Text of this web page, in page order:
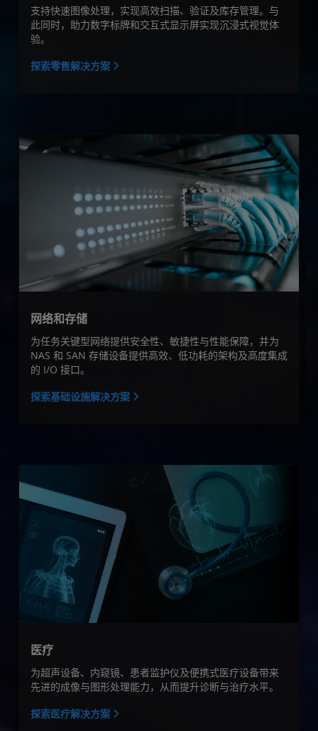
支持快速图像处理，实现高效扫描、验证及库存管理。与
此同时，助力数字标牌和交互式显示屏实现沉浸式视觉体
验。
探索零售解决方案
网络和存储
为任务关键型网络提供安全性、敏捷性与性能保障，并为
NAS 和 SAN 存储设备提供高效、低功耗的架构及高度集成
的 I/O 接口。
探索基础设施解决方案
医疗
为超声设备、内窥镜、患者监护仪及便携式医疗设备带来
先进的成像与图形处理能力，从而提升诊断与治疗水平。
探索医疗解决方案